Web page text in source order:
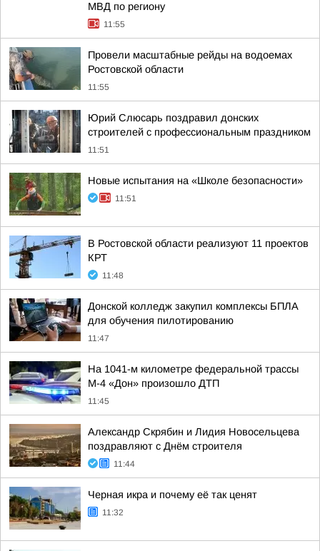
МВД по региону
11:55
Провели масштабные рейды на водоемах
Ростовской области
11:55
Юрий Слюсарь поздравил донских
строителей с профессиональным праздником
11:51
Новые испытания на «Школе безопасности»
11:51
В Ростовской области реализуют 11 проектов
КРТ
11:48
Донской колледж закупил комплексы БПЛА
для обучения пилотированию
11:47
На 1041-м километре федеральной трассы
М-4 «Дон» произошло ДТП
11:45
Александр Скрябин и Лидия Новосельцева
поздравляют с Днём строителя
11:44
Черная икра и почему её так ценят
11:32